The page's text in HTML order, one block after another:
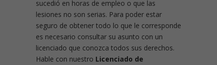
sucedió en horas de empleo o que las
lesiones no son serias. Para poder estar
seguro de obtener todo lo que le corresponde
es necesario consultar su asunto con un
licenciado que conozca todos sus derechos.
Hable con nuestro Licenciado de